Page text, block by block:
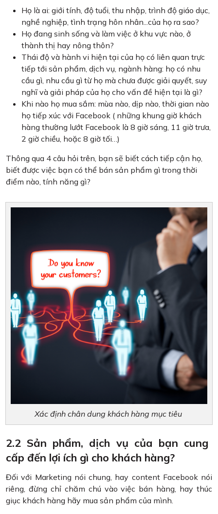
Họ là ai: giới tính, độ tuổi, thu nhập, trình độ giáo dục,
nghề nghiệp, tình trạng hôn nhân...của họ ra sao?
Họ đang sinh sống và làm việc ở khu vực nào, ở
thành thị hay nông thôn?
Thái độ và hành vi hiện tại của họ có liên quan trực
tiếp tới sản phẩm, dịch vụ, ngành hàng: họ có nhu
cầu gì, nhu cầu gì từ họ mà chưa được giải quyết, suy
nghĩ và giải pháp của họ cho vấn đề hiện tại là gì?
Khi nào họ mua sắm: mùa nào, dịp nào, thời gian nào
họ tiếp xúc với Facebook ( những khung giờ khách
hàng thường lướt Facebook là 8 giờ sáng, 11 giờ trưa,
2 giờ chiều, hoặc 8 giờ tối…)
Thông qua 4 câu hỏi trên, bạn sẽ biết cách tiếp cận họ,
biết được việc bạn có thể bán sản phẩm gì trong thời
điểm nào, tính năng gì?
Xác định chân dung khách hàng mục tiêu
2.2 Sản phẩm, dịch vụ của bạn cung
cấp đến lợi ích gì cho khách hàng?
Đối với Marketing nói chung, hay content Facebook nói
riêng, đừng chỉ chăm chú vào việc bán hàng, hay thúc
giục khách hàng hãy mua sản phẩm của mình.